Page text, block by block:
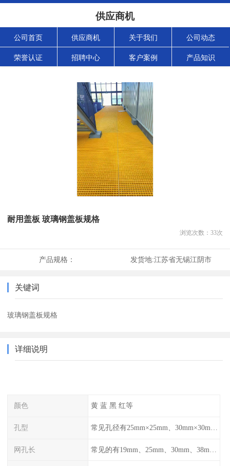
供应商机
公司首页 供应商机 关于我们 公司动态
荣誉认证 招聘中心 客户案例 产品知识
耐用盖板 玻璃钢盖板规格
浏览次数： 33次
产品规格： 发货地:江苏省无锡江阴市
关键词
玻璃钢盖板规格
详细说明
颜色 黄 蓝 黑 红等
孔型
网孔长